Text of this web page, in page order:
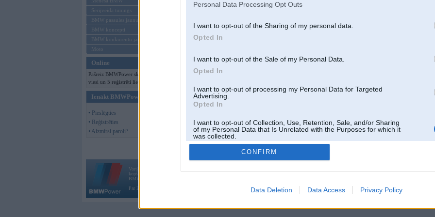
Personal Data Processing Opt Outs
I want to opt-out of the Sharing of my personal data.
Opted In
I want to opt-out of the Sale of my Personal Data.
Opted In
I want to opt-out of processing my Personal Data for Targeted
Advertising.
Opted In
I want to opt-out of Collection, Use, Retention, Sale, and/or Sharing
of my Personal Data that Is Unrelated with the Purposes for which it
was collected.
Opted Out
CONFIRM
Data Deletion Data Access Privacy Policy
Sērijveida tūnings
BMW pasaules jaunumi
BMW koncepti
BMW konkurentu jaunumi
Moto
Online
Pašreiz BMWPower skatās 112
viesi un 5 reģistrēti lietotāji.
Ienākt BMWPower
• Pieslēgties
• Reģistrēties
• Aizmirsi paroli?
Vortāls BMWPower.lv darbojas
kopš 2002. gada 14. maija. Tas nav auto klubs un nav saistīts ar
BMW AG.
Par BMWPower